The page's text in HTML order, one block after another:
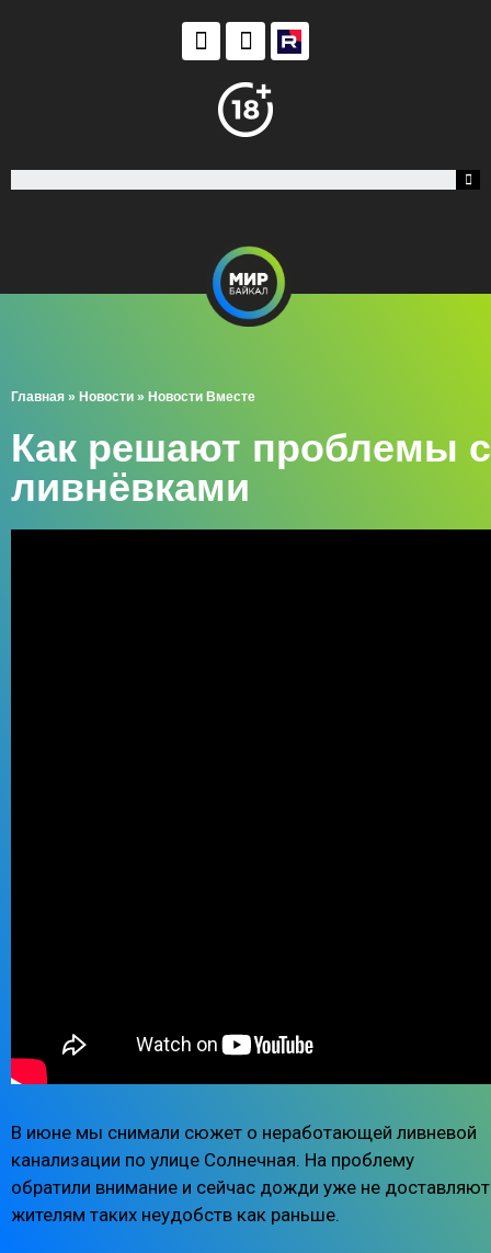
Главная » Новости » Новости Вместе
Как решают проблемы с
ливнёвками
В июне мы снимали сюжет о неработающей ливневой
канализации по улице Солнечная. На проблему
обратили внимание и сейчас дожди уже не доставляют
жителям таких неудобств как раньше.